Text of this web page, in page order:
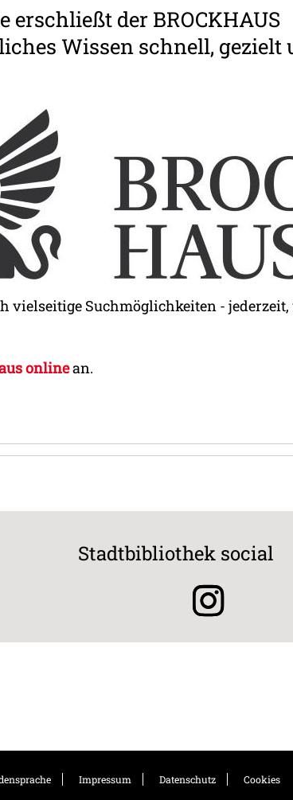
der BROCKHAUS
Wissen schnell, gezielt
Suchmöglichkeiten -
onlinean.
Stadtbibliothek social
Impressum Datenschutz Cookies